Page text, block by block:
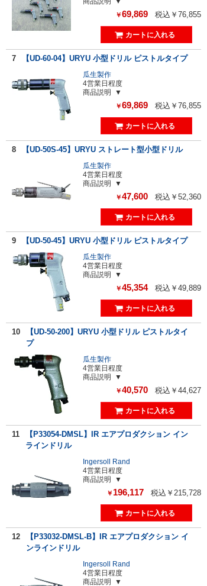
￥69,869 税込￥76,855
7 【UD-60-04】URYU 小型ドリル ピストルタイプ
瓜生製作
4営業日程度
商品説明
￥69,869 税込￥76,855
8 【UD-50S-45】URYU ストレート型小型ドリル
瓜生製作
4営業日程度
商品説明
￥47,600 税込￥52,360
9 【UD-50-45】URYU 小型ドリル ピストルタイプ
瓜生製作
4営業日程度
商品説明
￥45,354 税込￥49,889
10
【UD-50-200】URYU 小型ドリル ピストルタイ
プ
瓜生製作
4営業日程度
商品説明
￥40,570 税込￥44,627
11
【P33054-DMSL】IR エアプロダクション イン
ラインドリル
Ingersoll Rand
4営業日程度
商品説明
￥ 196,117 税込￥215,728
12
【P33032-DMSL-B】IR エアプロダクション イ
ンラインドリル
Ingersoll Rand
4営業日程度
商品説明